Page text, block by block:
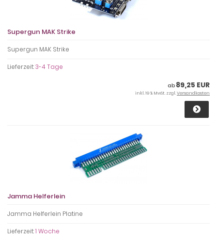
Supergun MAK Strike
Supergun MAK Strike
Lieferzeit:3-4 Tage
ab 89,25 EUR
inkl. 19 % MwSt. zzgl.Versandkosten
Jamma Helferlein
Jamma Helferlein Platine
Lieferzeit:1 Woche